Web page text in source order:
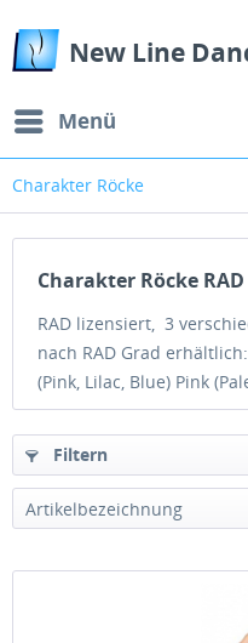
New Line
Menü
Charakter Röcke
Charakter Röcke RAD
RAD lizensiert, 3
nach RAD Grad
(Pink, Lilac, Blue) Pink
Filtern
Artikelbezeichnung